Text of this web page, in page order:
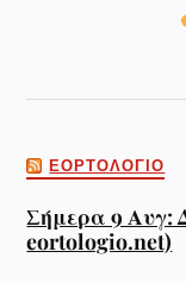
ΕΟΡΤΟΛΌΓΙΟ
Σήμερα 9 Αυγ:
eortologio.net)